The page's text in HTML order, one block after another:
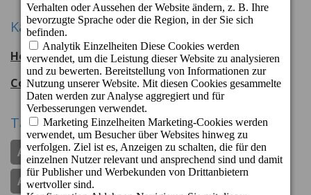
Kategorien
Hotel Cordial Mogán Playa 56 entradas
Cordial Hotels & Resorts 108 entradas
Tags
Apartamentos Cordial Judoca Beach
Apartamentos Cordial Magec Taurito